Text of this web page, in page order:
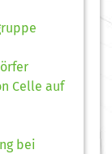
Celle auf
bei